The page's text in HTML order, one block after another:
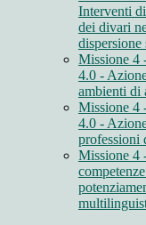
Interventi
dei divari
Missione 4
4.0 -
ambienti di
Missione 4
4.0 -
professioni
Missione 4